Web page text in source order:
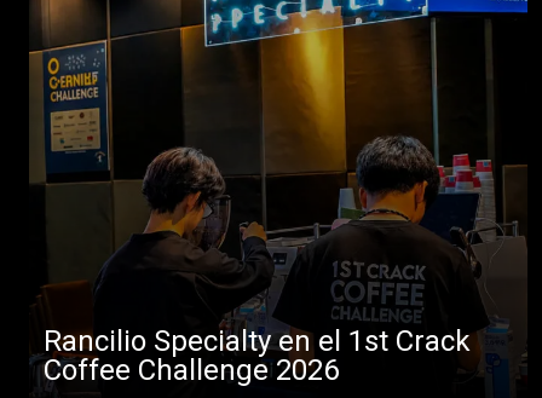
Rancilio Specialty en el 1st Crack
Coffee Challenge 2026